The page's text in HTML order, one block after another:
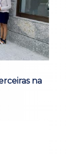
na